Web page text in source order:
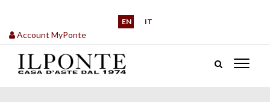
EN IT
Account MyPonte